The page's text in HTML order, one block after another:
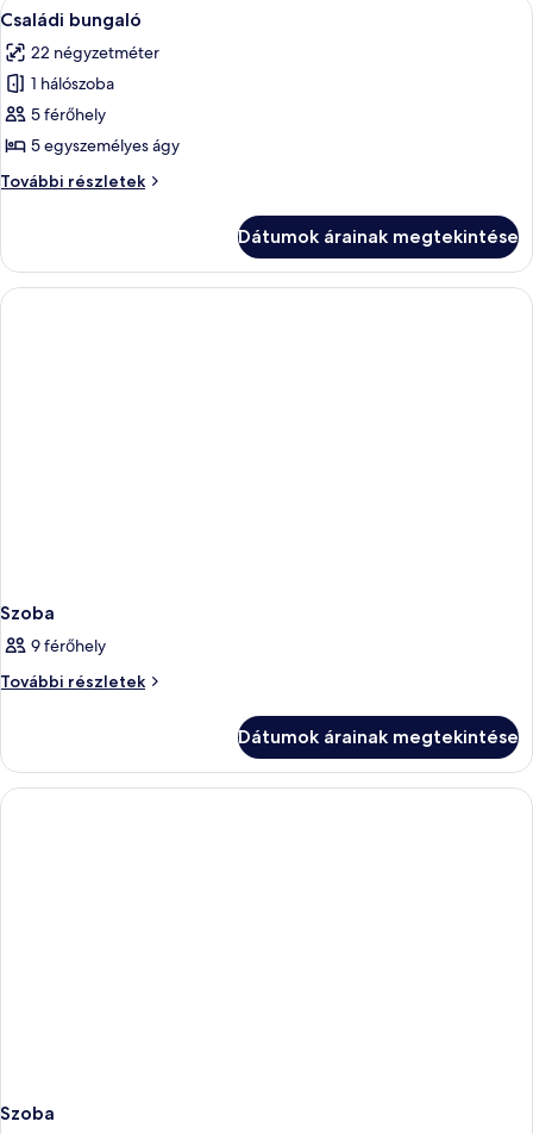
WiFi)
WiFi)
részletei
A
következő
szoba
összes
képének
megtekintése:
Családi
bungaló
2
Családi bungaló
22 négyzetméter
1 hálószoba
5 férőhely
5 egyszemélyes ágy
További részletek
Családi
Dátumok árainak megtekintése
Szoba
9 férőhely
További részletek
Szoba
Dátumok árainak megtekintése
Szoba